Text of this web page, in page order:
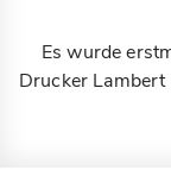
Es wurde
Drucker